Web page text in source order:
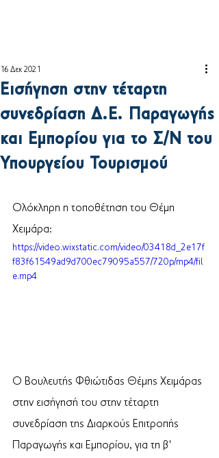
Εισήγηση στην τέταρτη
συνεδρίαση Δ.Ε. Παραγωγής
και Εμπορίου για το Σ/Ν του
Υπουργείου Τουρισμού
16 Δεκ 2021
Ολόκληρη η τοποθέτηση του Θέμη
Χειμάρα:
https://video.wixstatic.com/video/03418d_2e17f
f83f61549ad9d700ec79095a557/720p/mp4/fil
e.mp4
Ο Βουλευτής Φθιώτιδας Θέμης Χειμάρας
στην εισήγησή του στην τέταρτη
συνεδρίαση της Διαρκούς Επιτροπής
Παραγωγής και Εμπορίου, για τη β'